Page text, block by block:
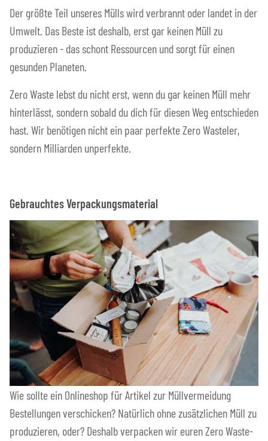
Der größte Teil unseres Mülls wird verbrannt oder landet in der
Umwelt. Das Beste ist deshalb, erst gar keinen Müll zu
produzieren - das schont Ressourcen und sorgt für einen
gesunden Planeten.
Zero Waste lebst du nicht erst, wenn du gar keinen Müll mehr
hinterlässt, sondern sobald du dich für diesen Weg entschieden
hast. Wir benötigen nicht ein paar perfekte Zero Wasteler,
sondern Milliarden unperfekte.
Gebrauchtes Verpackungsmaterial
Wie sollte ein Onlineshop für Artikel zur Müllvermeidung
Bestellungen verschicken? Natürlich ohne zusätzlichen Müll zu
produzieren, oder? Deshalb verpacken wir euren Zero Waste-